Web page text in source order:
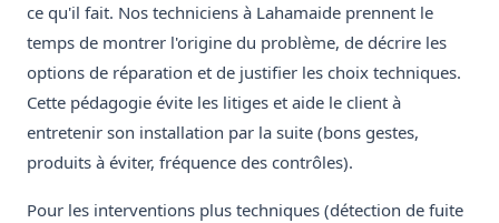
ce qu'il fait. Nos techniciens à Lahamaide prennent le
temps de montrer l'origine du problème, de décrire les
options de réparation et de justifier les choix techniques.
Cette pédagogie évite les litiges et aide le client à
entretenir son installation par la suite (bons gestes,
produits à éviter, fréquence des contrôles).
Pour les interventions plus techniques (détection de fuite